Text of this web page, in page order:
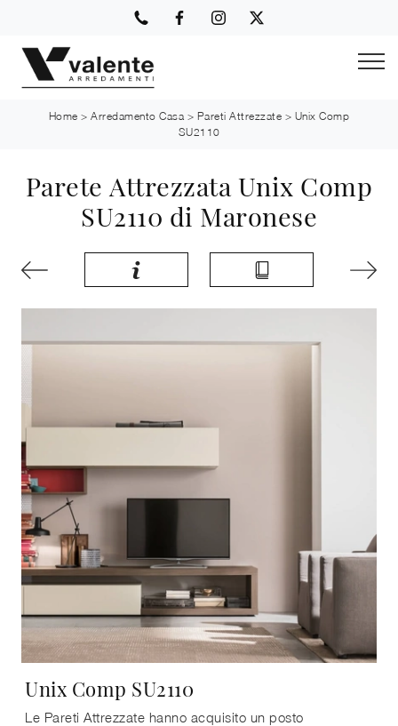
Home >Arredamento Casa > Pareti Attrezzate > Unix Comp
SU2110
Parete Attrezzata Unix Comp
SU2110 di Maronese
Unix Comp SU2110
Le Pareti Attrezzate hanno acquisito un posto